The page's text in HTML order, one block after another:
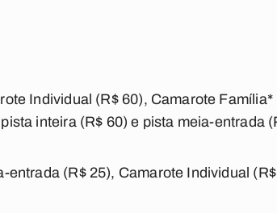
Individual (R$ 60), Camarote
inteira (R$ 60) e pista meia-entrada
entrada (R$ 25), Camarote Individual